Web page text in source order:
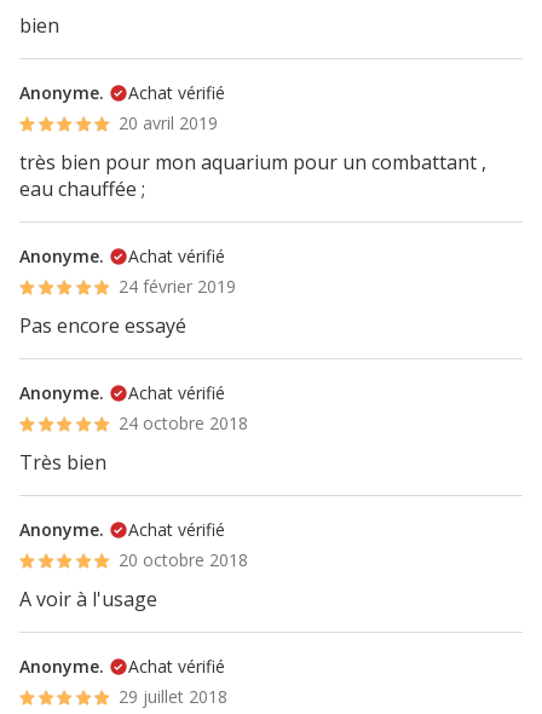
bien
Anonyme.
Achat vérifié
20 avril 2019
très bien pour mon aquarium pour un combattant ,
eau chauffée ;
Anonyme.
Achat vérifié
24 février 2019
Pas encore essayé
Anonyme.
Achat vérifié
24 octobre 2018
Très bien
Anonyme.
Achat vérifié
20 octobre 2018
A voir à l'usage
Anonyme.
Achat vérifié
29 juillet 2018